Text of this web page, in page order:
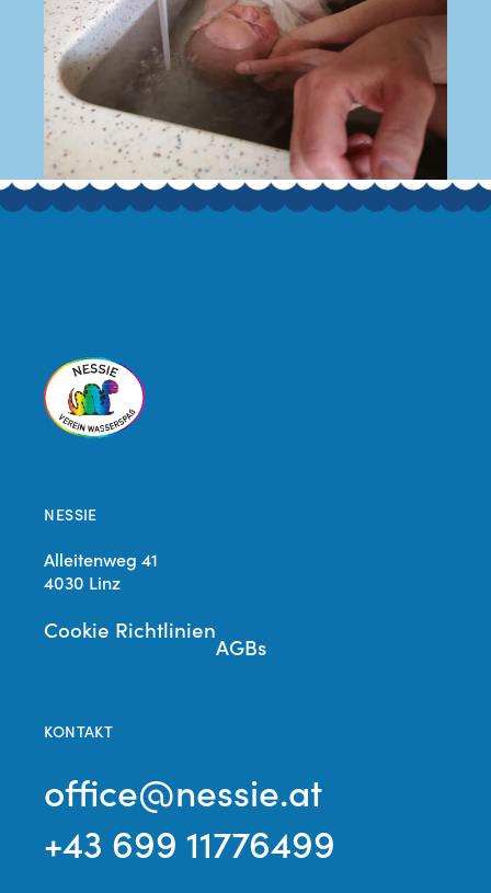
NESSIE
Alleitenweg 41
4030 Linz
Cookie Richtlinien
AGBs
KONTAKT
office@nessie.at
+43 699 11776499